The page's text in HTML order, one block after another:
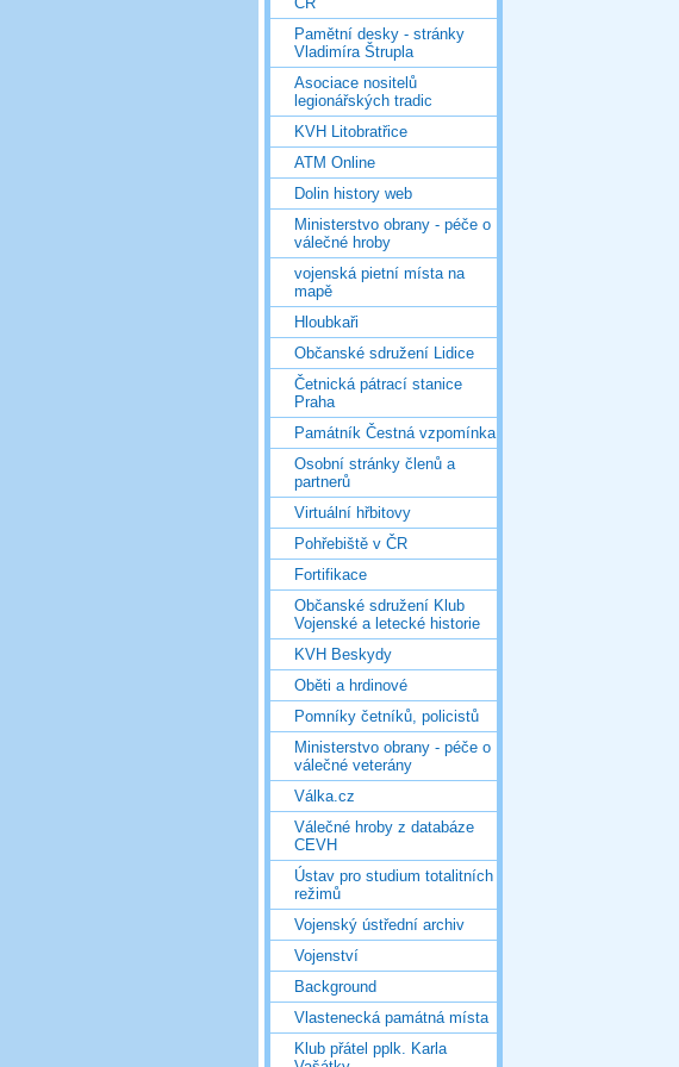
Pamětní desky - stránky
Vladimíra Štrupla
Asociace nositelů
legionářských tradic
KVH Litobratřice
ATM Online
Dolin history web
Ministerstvo obrany - péče o
válečné hroby
vojenská pietní místa na
mapě
Hloubkaři
Občanské sdružení Lidice
Četnická pátrací stanice
Praha
Památník Čestná vzpomínka
Osobní stránky členů a
partnerů
Virtuální hřbitovy
Pohřebiště v ČR
Fortifikace
Občanské sdružení Klub
Vojenské a letecké historie
KVH Beskydy
Oběti a hrdinové
Pomníky četníků, policistů
Ministerstvo obrany - péče o
válečné veterány
Válka.cz
Válečné hroby z databáze
CEVH
Ústav pro studium totalitních
režimů
Vojenský ústřední archiv
Vojenství
Background
Vlastenecká památná místa
Klub přátel pplk. Karla